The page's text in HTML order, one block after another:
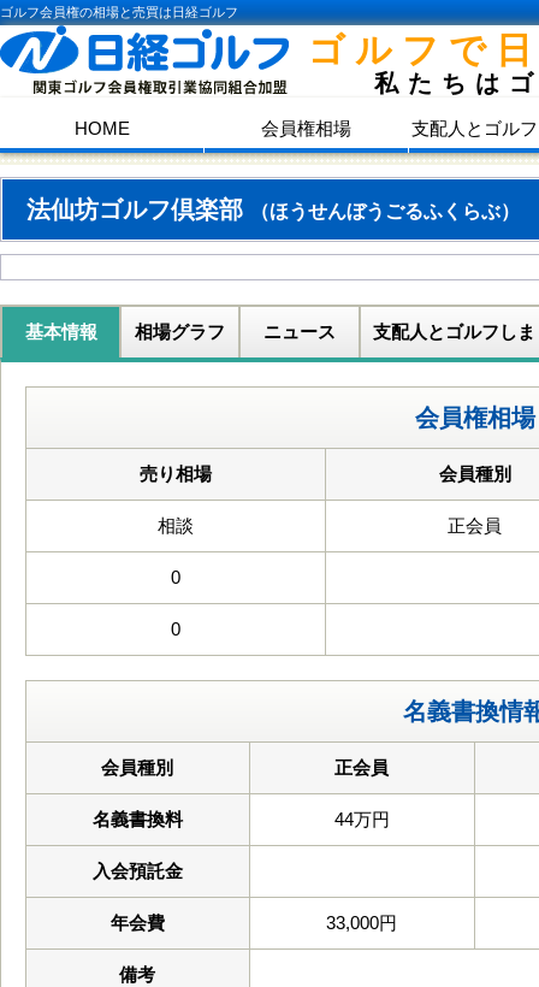
ゴルフ会員権の相場と売買は日経ゴルフ
ゴルフで
私たちは
HOME 会員権相場 支配人とゴル
法仙坊ゴルフ倶楽部 （ほうせんぼうごるふくらぶ）
基本情報 相場グラフ ニュース 支配人とゴルフしま
会員権相場
売り相場 会員種別
相談 正会員
0
0
名義書換情
会員種別 正会員
名義書換料 44万円
入会預託金
年会費 33,000円
備考